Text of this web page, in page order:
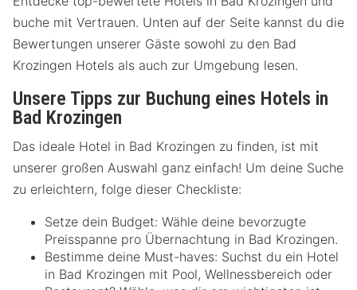
buche mit Vertrauen. Unten auf der Seite kannst du die
Bewertungen unserer Gäste sowohl zu den Bad
Krozingen Hotels als auch zur Umgebung lesen.
Unsere Tipps zur Buchung eines Hotels in
Bad Krozingen
Das ideale Hotel in Bad Krozingen zu finden, ist mit
unserer großen Auswahl ganz einfach! Um deine Suche
zu erleichtern, folge dieser Checkliste:
Setze dein Budget: Wähle deine bevorzugte
Preisspanne pro Übernachtung in Bad Krozingen.
Bestimme deine Must-haves: Suchst du ein Hotel
in Bad Krozingen mit Pool, Wellnessbereich oder